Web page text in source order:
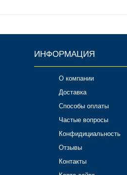
ИНФОРМАЦИЯ
О компании
Доставка
Способы оплаты
Частые вопросы
Конфидициальность
Отзывы
Контакты